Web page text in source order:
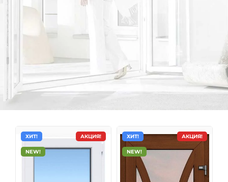
АКЦИЯ!
ХИТ!
NEW!
АКЦИЯ!
ХИТ!
NEW!